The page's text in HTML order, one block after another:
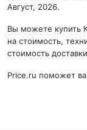
Август, 2026.
Вы можете купить
на стоимость,
стоимость
Price.ru поможет